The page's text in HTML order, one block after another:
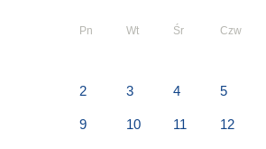
Pn Wt Śr Czw
2 3 4 5
9 10 11 12